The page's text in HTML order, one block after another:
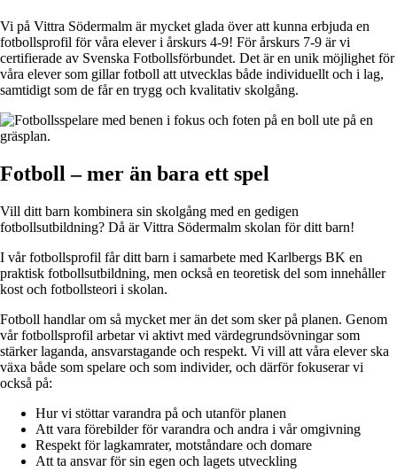
Vi på Vittra Södermalm är mycket glada över att kunna erbjuda en
fotbollsprofil för våra elever i årskurs 4-9! För årskurs 7-9 är vi
certifierade av Svenska Fotbollsförbundet. Det är en unik möjlighet för
våra elever som gillar fotboll att utvecklas både individuellt och i lag,
samtidigt som de får en trygg och kvalitativ skolgång.
Fotboll – mer än bara ett spel
Vill ditt barn kombinera sin skolgång med en gedigen
fotbollsutbildning? Då är Vittra Södermalm skolan för ditt barn!
I vår fotbollsprofil får ditt barn i samarbete med Karlbergs BK en
praktisk fotbollsutbildning, men också en teoretisk del som innehåller
kost och fotbollsteori i skolan.
Fotboll handlar om så mycket mer än det som sker på planen. Genom
vår fotbollsprofil arbetar vi aktivt med värdegrundsövningar som
stärker laganda, ansvarstagande och respekt. Vi vill att våra elever ska
växa både som spelare och som individer, och därför fokuserar vi
också på:
Hur vi stöttar varandra på och utanför planen
Att vara förebilder för varandra och andra i vår omgivning
Respekt för lagkamrater, motståndare och domare
Att ta ansvar för sin egen och lagets utveckling